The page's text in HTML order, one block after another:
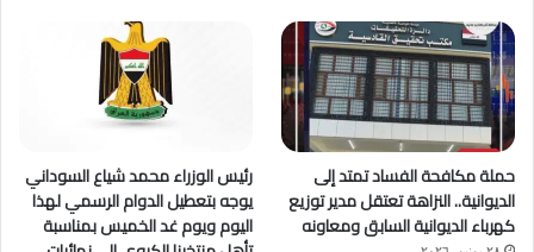
حملة مكافحة الفساد تمتد إلى
الديوانية.. النزاهة تعتقل مدير توزيع
كهرباء الديوانية السابق ومعاونه
رئيس الوزراء محمد شياع السوداني
يوجه بتعطيل الدوام الرسمي لهذا
اليوم ويوم غد الخميس بمناسبة